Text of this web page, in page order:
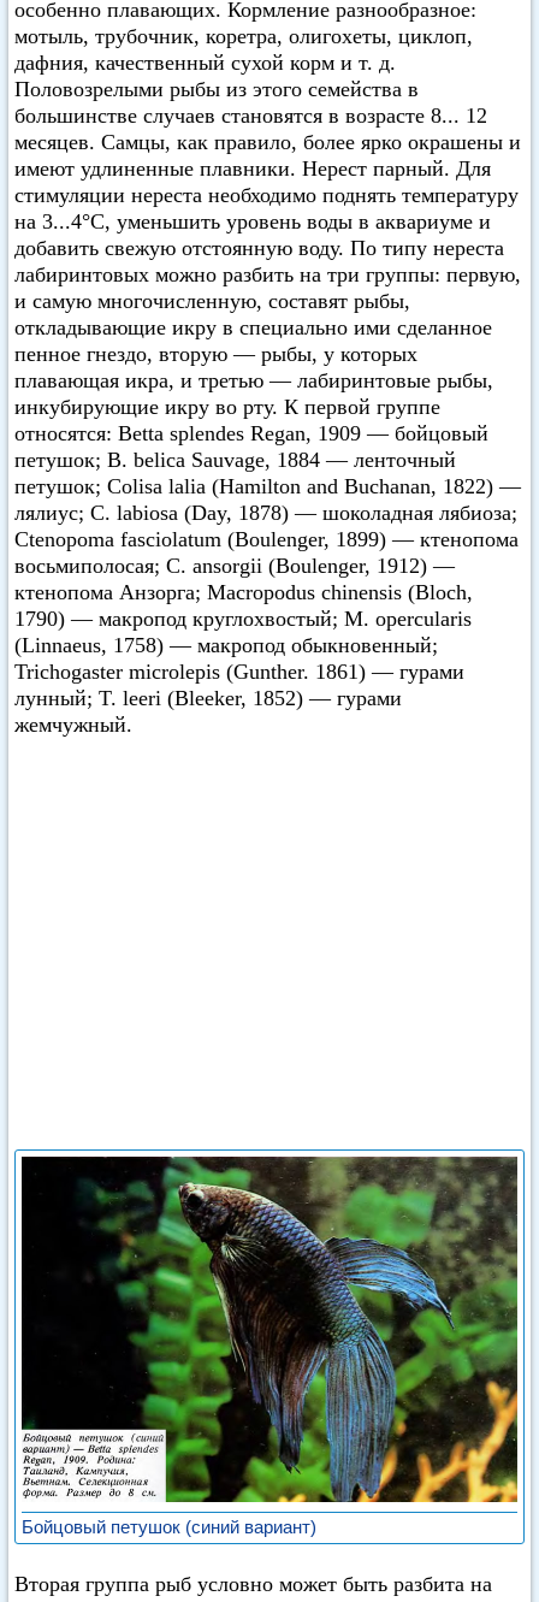
особенно плавающих. Кормление разнообразное:
мотыль, трубочник, коретра, олигохеты, циклоп,
дафния, качественный сухой корм и т. д.
Половозрелыми рыбы из этого семейства в
большинстве случаев становятся в возрасте 8... 12
месяцев. Самцы, как правило, более ярко окрашены и
имеют удлиненные плавники. Нерест парный. Для
стимуляции нереста необходимо поднять температуру
на 3...4°С, уменьшить уровень воды в аквариуме и
добавить свежую отстоянную воду. По типу нереста
лабиринтовых можно разбить на три группы: первую,
и самую многочисленную, составят рыбы,
откладывающие икру в специально ими сделанное
пенное гнездо, вторую — рыбы, у которых
плавающая икра, и третью — лабиринтовые рыбы,
инкубирующие икру во рту. К первой группе
относятся: Betta splendes Regan, 1909 — бойцовый
петушок; В. belica Sauvage, 1884 — ленточный
петушок; Colisa lalia (Hamilton and Buchanan, 1822) —
лялиус; С. labiosa (Day, 1878) — шоколадная лябиоза;
Ctenopoma fasciolatum (Boulenger, 1899) — ктенопома
восьмиполосая; C. ansorgii (Boulenger, 1912) —
ктенопома Анзорга; Macropodus chinensis (Bloch,
1790) — макропод круглохвостый; M. opercularis
(Linnaeus, 1758) — макропод обыкновенный;
Trichogaster microlepis (Gunther. 1861) — гурами
лунный; T. leeri (Bleeker, 1852) — гурами
жемчужный.
Бойцовый петушок (синий вариант)
Вторая группа рыб условно может быть разбита на